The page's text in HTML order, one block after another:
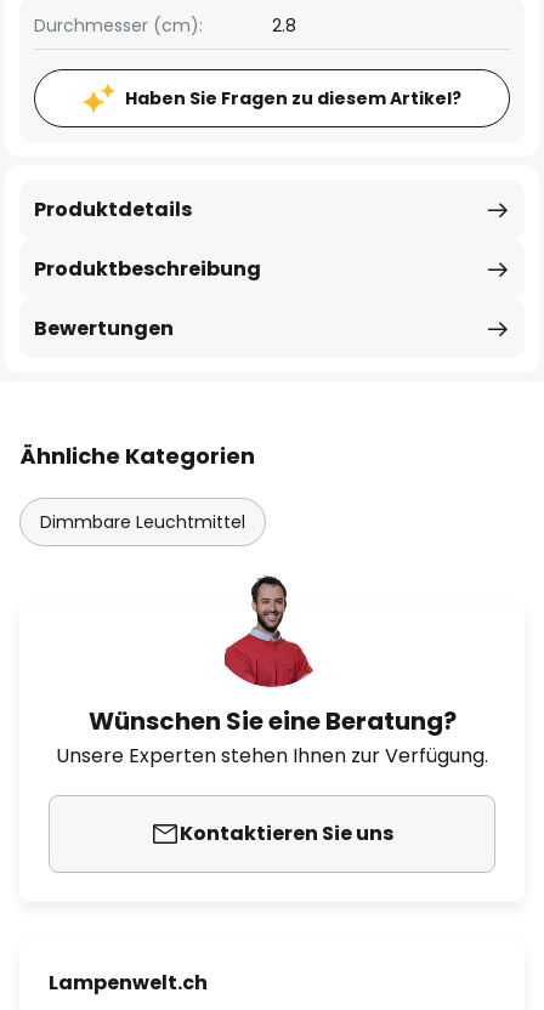
Durchmesser (cm): 2.8
Haben Sie Fragen zu diesem Artikel?
Produktbeschreibung
Produktdetails
Bewertungen
Ähnliche Kategorien
Dimmbare Leuchtmittel
Wünschen Sie eine Beratung?
Unsere Experten stehen Ihnen zur Verfügung.
Kontaktieren Sie uns
Lampenwelt.ch